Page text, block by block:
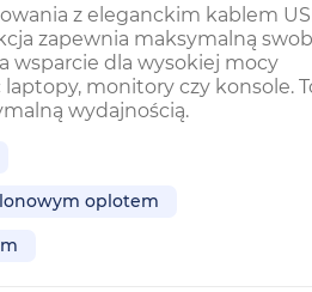
z eleganckim kablem
zapewnia maksymalną
wsparcie dla wysokiej mocy
laptopy, monitory czy konsole.
wydajnością.
oplotem